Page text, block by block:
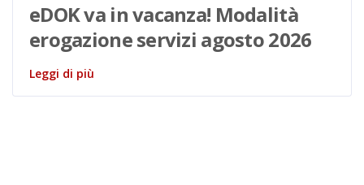
eDOK va in vacanza! Modalità
erogazione servizi agosto 2026
Leggi di più